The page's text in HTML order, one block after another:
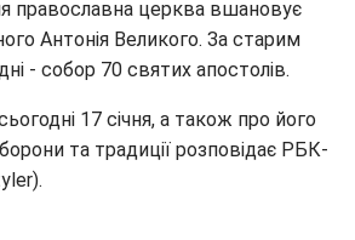
православна церква вшановує
Антонія Великого. За старим
- собор 70 святих апостолів.
17 січня, а також про його
та традиції розповідає РБК-